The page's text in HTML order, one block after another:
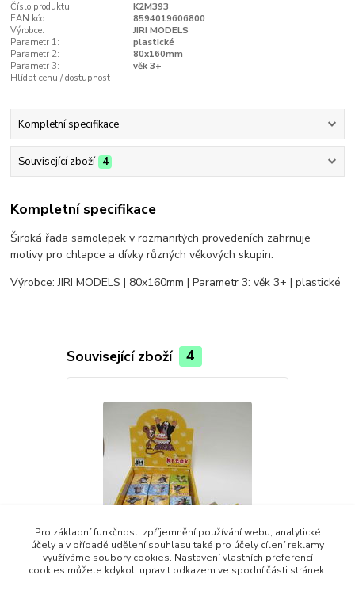
Číslo produktu:
K2M393
EAN kód:
8594019606800
Výrobce:
JIRI MODELS
Parametr 1:
plastické
Parametr 2:
80x160mm
Parametr 3:
věk 3+
Hlídat cenu / dostupnost
Kompletní specifikace
Související zboží 4
Kompletní specifikace
Široká řada samolepek v rozmanitých provedeních zahrnuje
motivy pro chlapce a dívky různých věkových skupin.
Výrobce: JIRI MODELS | 80x160mm | Parametr 3: věk 3+ | plastické
Související zboží 4
Pro základní funkčnost, zpříjemnění používání webu, analytické
účely a v případě udělení souhlasu také pro účely cílení reklamy
využíváme soubory cookies. Nastavení vlastních preferencí
cookies můžete kdykoli upravit odkazem ve spodní části stránek.